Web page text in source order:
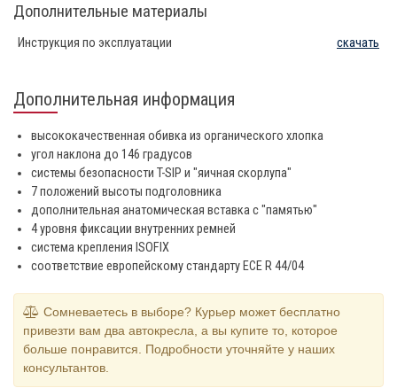
Дополнительные материалы
Инструкция по эксплуатации скачать
Дополнительная информация
высококачественная обивка из органического хлопка
угол наклона до 146 градусов
системы безопасности T-SIP и "яичная скорлупа"
7 положений высоты подголовника
дополнительная анатомическая вставка с "памятью"
4 уровня фиксации внутренних ремней
система крепления ISOFIX
соответствие европейскому стандарту ECE R 44/04
Сомневаетесь в выборе? Курьер может бесплатно
привезти вам два автокресла, а вы купите то, которое
больше понравится. Подробности уточняйте у наших
консультантов.